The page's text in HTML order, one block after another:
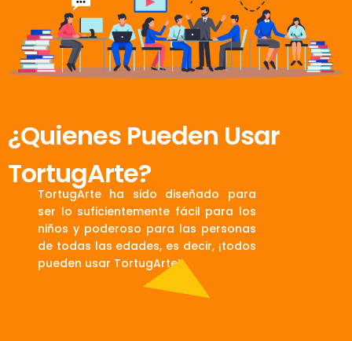
¿Quienes Pueden Usar
TortugArte?
TortugArte ha sido diseñado para
ser lo suficientemente fácil para los
niños y poderoso para las personas
de todas las edades, es decir, ¡todos
pueden usar TortugArte!